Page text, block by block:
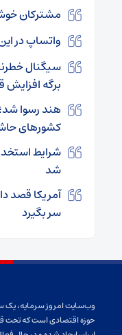
مشترکان
واتساپ در این ۳ مدل آیفون از کار
سیگنال
برگه افزایش
هند رسوا
کشورهای
شد
آمریکا قصد
سر بگیرد
وب‌سایت امروز سرمایه، یک
حوزه اقتصادی است که تحت